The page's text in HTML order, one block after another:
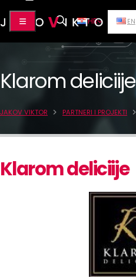
HR EN
Klarom deliciije
JAKOV VIKTOR PARTNERI I PROJEKTI
Klarom deliciije